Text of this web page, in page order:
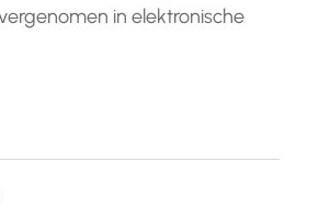
in elektronische